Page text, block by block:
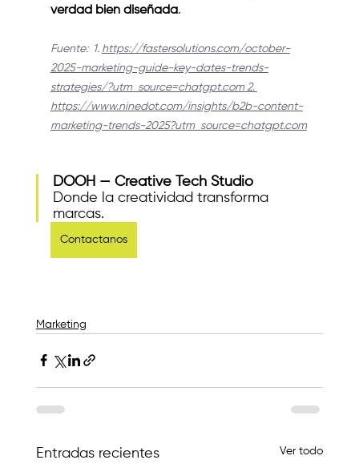
verdad bien diseñada.
Fuente:  1. https://fastersolutions.com/october-
2025-marketing-guide-key-dates-trends-
strategies/?utm_source=chatgpt.com 2.
https://www.ninedot.com/insights/b2b-content-
marketing-trends-2025?utm_source=chatgpt.com
DOOH — Creative Tech Studio
Donde la creatividad transforma
marcas.
Contactanos
Marketing
Entradas recientes Ver todo